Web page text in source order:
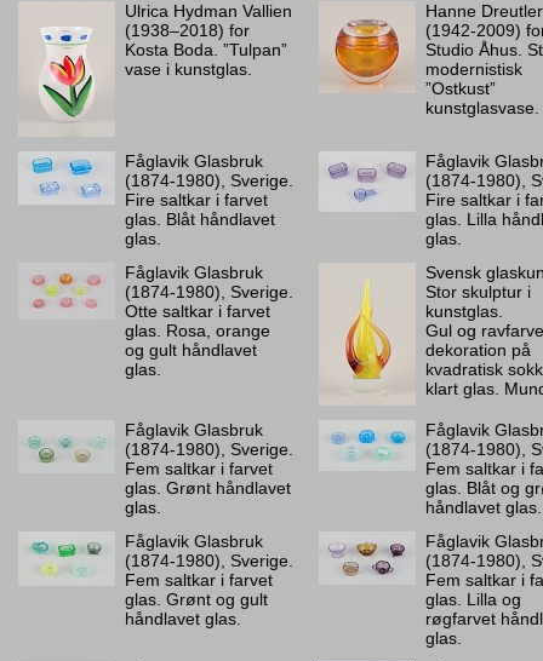
Ulrica Hydman Vallien
(1938–2018) for
Kosta Boda. ”Tulpan”
vase i kunstglas.
Hanne Dreutler
(1942-2009)
Studio Åhus.
modernistisk
”Ostkust”
kunstglasvase.
Fåglavik Glasbruk
(1874-1980), Sverige.
Fire saltkar i farvet
glas. Blåt håndlavet
glas.
Fåglavik
(1874-1980),
Fire saltkar i
glas. Lilla
glas.
Fåglavik Glasbruk
(1874-1980), Sverige.
Otte saltkar i farvet
glas. Rosa, orange
og gult håndlavet
glas.
Svensk
Stor skulptur i
kunstglas.
Gul og
dekoration på
kvadratisk
klart glas.
Fåglavik Glasbruk
(1874-1980), Sverige.
Fem saltkar i farvet
glas. Grønt håndlavet
glas.
Fåglavik
(1874-1980),
Fem saltkar i
glas. Blåt og
håndlavet glas.
Fåglavik Glasbruk
(1874-1980), Sverige.
Fem saltkar i farvet
glas. Grønt og gult
håndlavet glas.
Fåglavik
(1874-1980),
Fem saltkar i
glas. Lilla og
røgfarvet
glas.